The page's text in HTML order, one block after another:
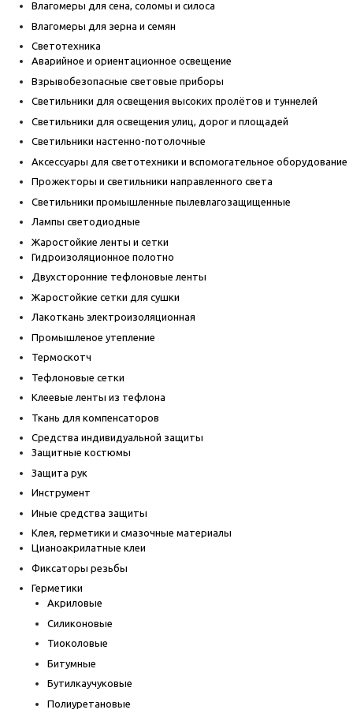
Влагомеры для сена, соломы и силоса
Влагомеры для зерна и семян
Светотехника
Аварийное и ориентационное освещение
Взрывобезопасные световые приборы
Светильники для освещения высоких пролётов и туннелей
Светильники для освещения улиц, дорог и площадей
Светильники настенно-потолочные
Аксессуары для светотехники и вспомогательное оборудование
Прожекторы и светильники направленного света
Светильники промышленные пылевлагозащищенные
Лампы светодиодные
Жаростойкие ленты и сетки
Гидроизоляционное полотно
Двухсторонние тефлоновые ленты
Жаростойкие сетки для сушки
Лакоткань электроизоляционная
Промышленое утепление
Термоскотч
Тефлоновые сетки
Клеевые ленты из тефлона
Ткань для компенсаторов
Средства индивидуальной защиты
Защитные костюмы
Защита рук
Инструмент
Иные средства защиты
Клея, герметики и смазочные материалы
Цианоакрилатные клеи
Фиксаторы резьбы
Герметики
Акриловые
Силиконовые
Тиоколовые
Битумные
Бутилкаучуковые
Полиуретановые